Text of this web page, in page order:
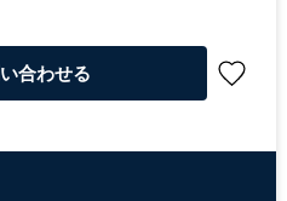
合わせる